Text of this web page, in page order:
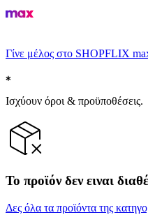
Γίνε μέλος στο SHOPFLIX
Ισχύουν όροι & προϋποθέσεις.
Το προϊόν δεν ειναι
Δες όλα τα προϊόντα της